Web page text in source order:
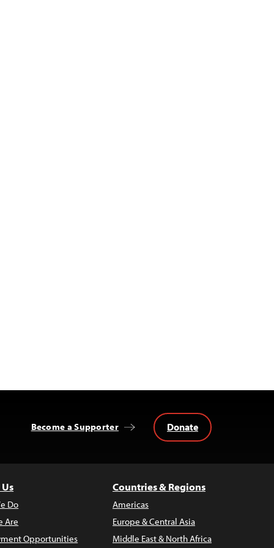
Become a Supporter Donate
Do
Are
Opportunities
Countries & Regions
Americas
Europe & Central Asia
Middle East & North Africa